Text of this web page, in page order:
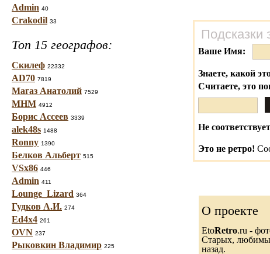
Admin 40
Crakodil 33
Топ 15 географов:
Скилеф 22332
AD70 7819
Магаз Анатолий 7529
МНМ 4912
Борис Ассеев 3339
alek48s 1488
Ronny 1390
Белков Альберт 515
VSx86 446
Admin 411
Lounge_Lizard 364
Гудков А.И. 274
Ed4x4 261
OVN 237
Рыковкин Владимир 225
Подсказки
Ваше Имя:
Знаете, какой
Считаете, это
Не
Это не ретро!
О проекте
EtoRetro.ru -
Старых,
назад.